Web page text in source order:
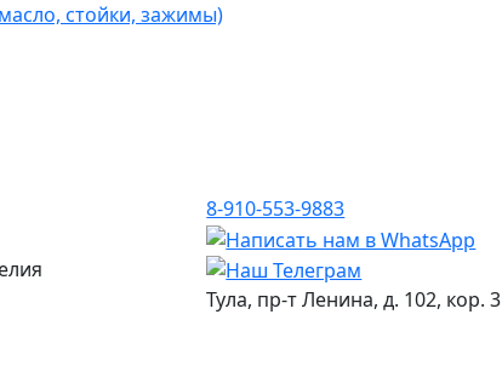
стойки, зажимы)
8-910-553-9883
Тула, пр-т Ленина, д. 102, кор. 3